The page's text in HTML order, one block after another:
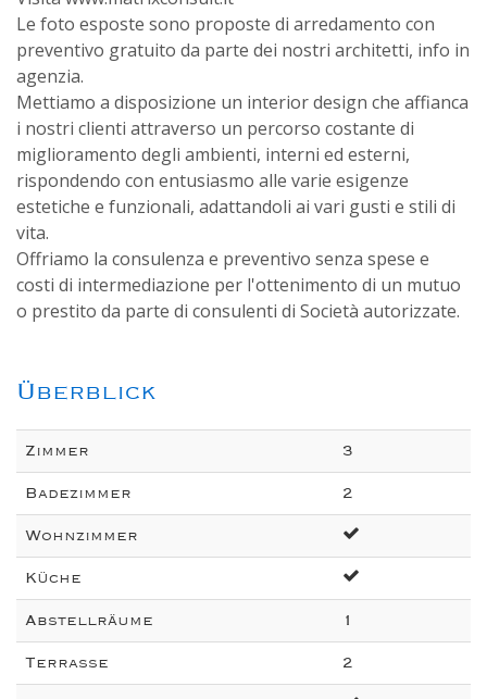
Le foto esposte sono proposte di arredamento con
preventivo gratuito da parte dei nostri architetti, info in
agenzia.
Mettiamo a disposizione un interior design che affianca
i nostri clienti attraverso un percorso costante di
miglioramento degli ambienti, interni ed esterni,
rispondendo con entusiasmo alle varie esigenze
estetiche e funzionali, adattandoli ai vari gusti e stili di
vita.
Offriamo la consulenza e preventivo senza spese e
costi di intermediazione per l'ottenimento di un mutuo
o prestito da parte di consulenti di Società autorizzate.
Überblick
Zimmer 3
Badezimmer 2
Wohnzimmer
Küche
Abstellräume 1
Terrasse 2